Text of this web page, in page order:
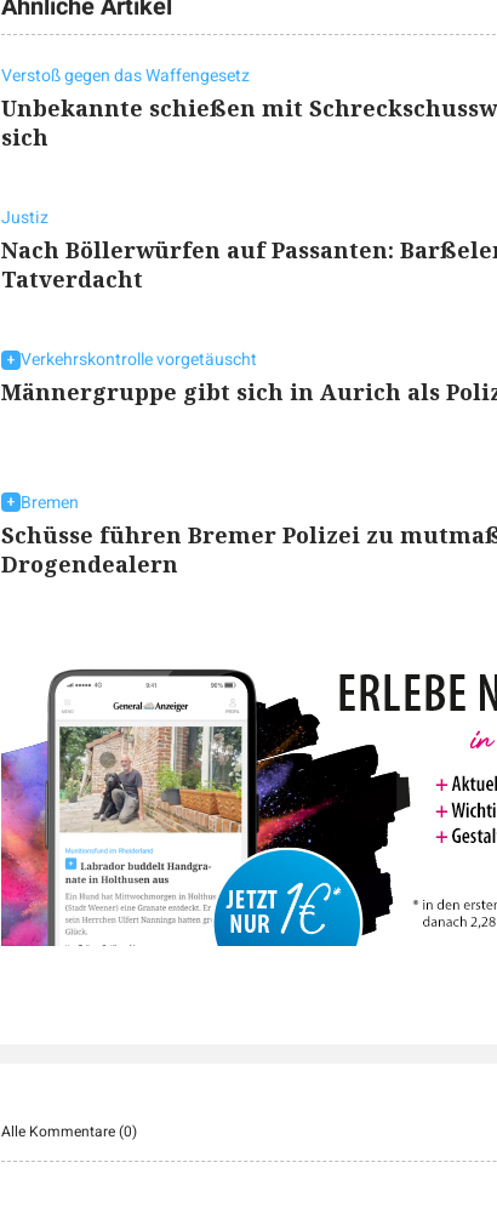
Verstoß gegen das Waffengesetz
Unbekannte schießen mit
sich
Justiz
Nach Böllerwürfen auf Passanten:
Tatverdacht
Verkehrskontrolle vorgetäuscht
Männergruppe gibt sich in Aurich als
Bremen
Schüsse führen Bremer Polizei zu
Drogendealern
Alle Kommentare (0)